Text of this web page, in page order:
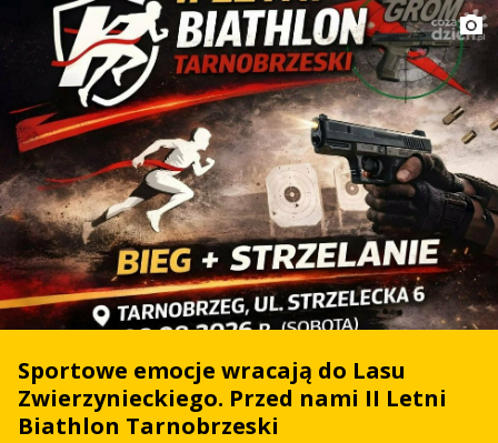
Sportowe emocje wracają do Lasu
Zwierzynieckiego. Przed nami II Letni
Biathlon Tarnobrzeski